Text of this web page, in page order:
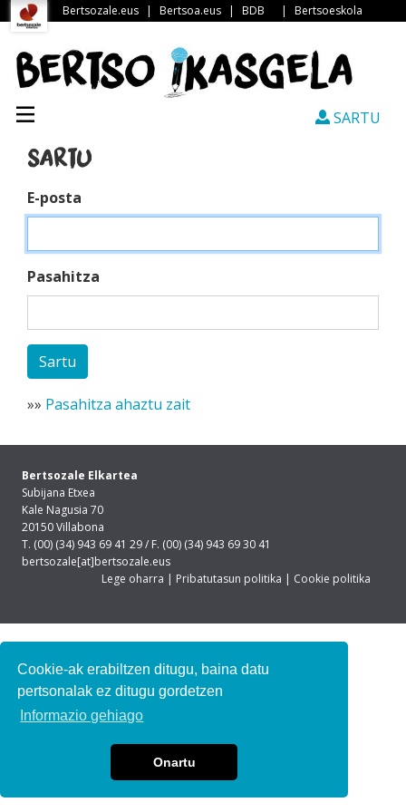
Cookie-ak erabiltzen ditugu, baina datu
pertsonalak ez ditugu gordetzen
Informazio gehiago
Onartu
Bertsozale.eus | Bertsoa.eus | BDB | Bertsoeskola
SARTU
Sartu
E-posta
Pasahitza
»» Pasahitza ahaztu zait
Bertsozale Elkartea
Subijana Etxea
Kale Nagusia 70
20150 Villabona
T. (00) (34) 943 69 41 29 / F. (00) (34) 943 69 30 41
bertsozale[at]bertsozale.eus
Lege oharra | Pribatutasun politika | Cookie politika